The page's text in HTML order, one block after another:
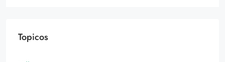
Topicos